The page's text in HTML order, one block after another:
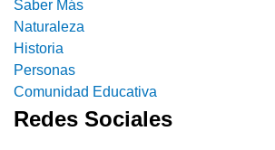
Saber Más
Naturaleza
Historia
Personas
Comunidad Educativa
Redes Sociales